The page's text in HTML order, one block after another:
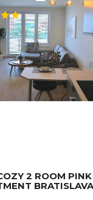
2 ROOM PINK